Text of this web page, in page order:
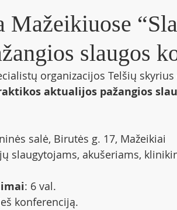
patirtis
Mažeikiuose
slaugos
organizacijos Telšių
aktualijos pažangios
salė, Birutės g. 17, Mažeikiai
slaugytojams, akušeriams,
: 6 val.
konferenciją.